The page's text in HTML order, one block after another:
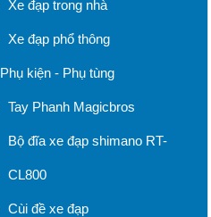
Xe đạp trong nhà
Xe đạp phổ thông
Phụ kiện - Phụ tùng
Tay Phanh Magicbros
Bộ đĩa xe đạp shimano RT-
CL800
Cùi đề xe đạp